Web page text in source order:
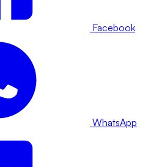
Facebook
WhatsApp